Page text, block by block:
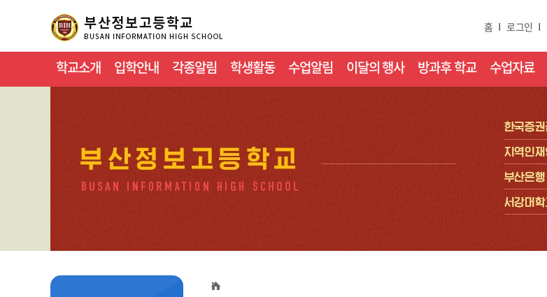
홈 로그인
학교소개 입학안내 각종알림 학생활동 수업알림 이달의 행사 방과후 학교 수업자료